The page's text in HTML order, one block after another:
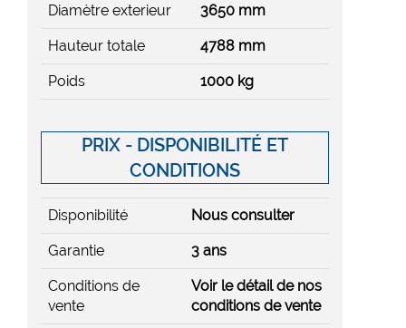
Diamètre exterieur 3650 mm
Hauteur totale 4788 mm
Poids 1000 kg
PRIX - DISPONIBILITÉ ET
CONDITIONS
Disponibilité Nous consulter
Garantie 3 ans
Conditions de
vente
Voir le détail de nos
conditions de vente